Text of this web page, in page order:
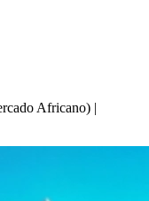
Africano) |